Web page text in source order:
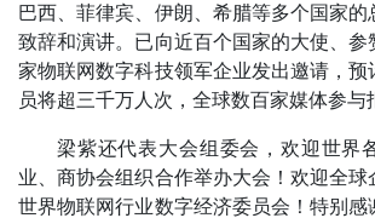
巴西、菲律宾、伊朗、希腊等多个国家的
致辞和演讲。已向近百个国家的大使、参
家物联网数字科技领军企业发出邀请，预
员将超三千万人次，全球数百家媒体参与
梁紫还代表大会组委会，欢迎世界
业、商协会组织合作举办大会！欢迎全球
世界物联网行业数字经济委员会！特别感